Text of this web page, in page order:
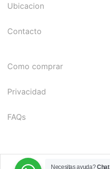
Ubicacion
Contacto
Como comprar
Privacidad
FAQs
Necesitas ayuda?Chat